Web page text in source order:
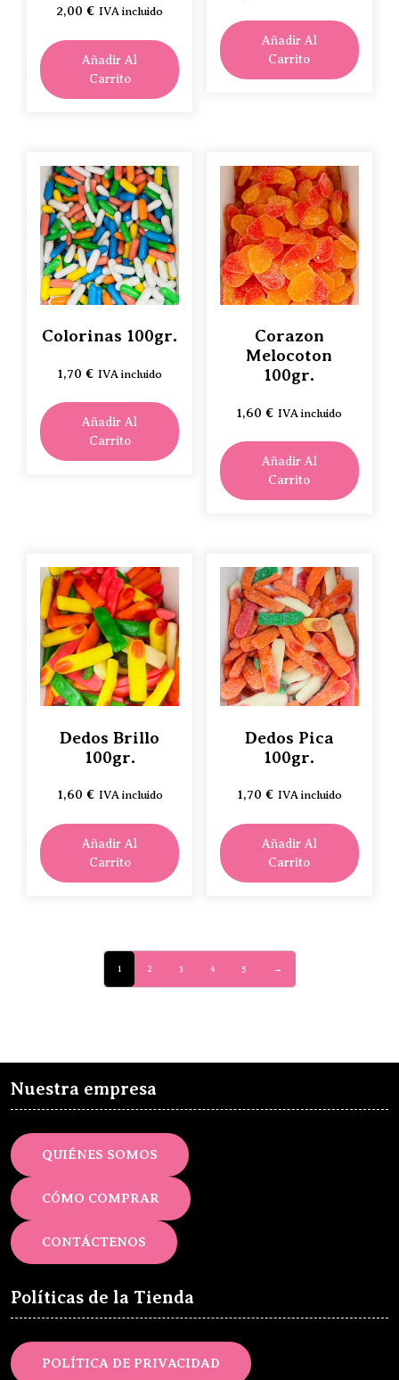
2,00€ IVA incluido
Añadir Al
Carrito
Añadir Al
Carrito
Colorinas 100gr.
1,70€ IVA incluido
Añadir Al
Carrito
Corazon
Melocoton
100gr.
1,60€ IVA incluido
Añadir Al
Carrito
Dedos Brillo
100gr.
1,60 € IVA incluido
Añadir Al
Carrito
Dedos Pica
100gr.
1,70 € IVA incluido
Añadir Al
Carrito
1 2 3 4 5 →
Nuestra empresa
QUIÉNES SOMOS
CÓMO COMPRAR
CONTÁCTENOS
Políticas de la Tienda
POLÍTICA DE PRIVACIDAD